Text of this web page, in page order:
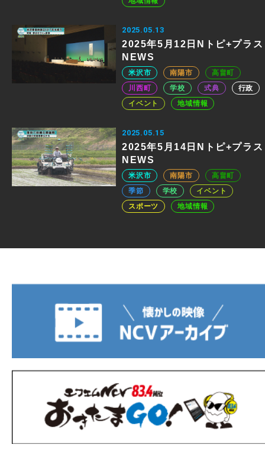
2025.05.13
2025年5月12日Nトピ+プラス
NEWS
米沢市 南陽市
高畠町
川西町
学校 式典
行政
イベント
地域情報
2025.05.15
2025年5月14日Nトピ+プラス
NEWS
米沢市 南陽市
高畠町
季節
学校
イベント
スポーツ
地域情報